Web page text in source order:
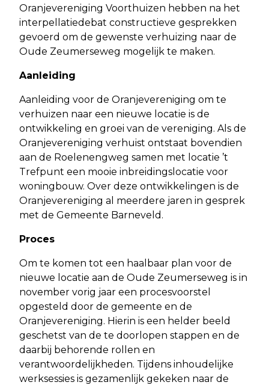
Oranjevereniging Voorthuizen hebben na het
interpellatiedebat constructieve gesprekken
gevoerd om de gewenste verhuizing naar de
Oude Zeumerseweg mogelijk te maken.
Aanleiding
Aanleiding voor de Oranjevereniging om te
verhuizen naar een nieuwe locatie is de
ontwikkeling en groei van de vereniging. Als de
Oranjevereniging verhuist ontstaat bovendien
aan de Roelenengweg samen met locatie ’t
Trefpunt een mooie inbreidingslocatie voor
woningbouw. Over deze ontwikkelingen is de
Oranjevereniging al meerdere jaren in gesprek
met de Gemeente Barneveld.
Proces
Om te komen tot een haalbaar plan voor de
nieuwe locatie aan de Oude Zeumerseweg is in
november vorig jaar een procesvoorstel
opgesteld door de gemeente en de
Oranjevereniging. Hierin is een helder beeld
geschetst van de te doorlopen stappen en de
daarbij behorende rollen en
verantwoordelijkheden. Tijdens inhoudelijke
werksessies is gezamenlijk gekeken naar de